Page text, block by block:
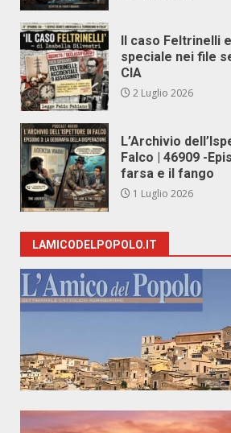
Il caso Feltrinelli
speciale nei file
CIA
2 Luglio 2026
L’Archivio
Falco | 46909 -
farsa e il fango
1 Luglio 2026
LAMICODELPOPOLO.IT